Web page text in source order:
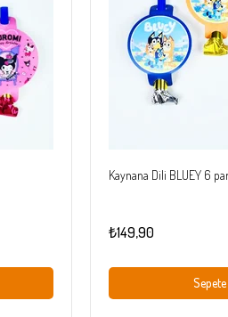
Kaynana Dili BLUEY 6
₺149,90